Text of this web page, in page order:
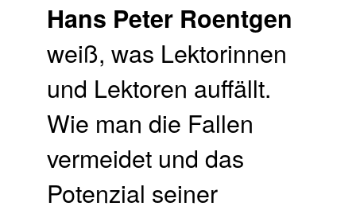
Hans Peter Roentgen
weiß, was Lektorinnen
und Lektoren auffällt.
Wie man die Fallen
vermeidet und das
Potenzial seiner